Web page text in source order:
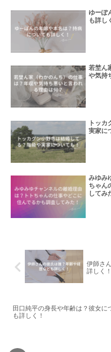
ゆーぽ
も詳し
若埜ん
や気持
トッ
実家に
みゆみ
ちゃん
してみ
伊師さ
詳しく！
田口純平の身長や年齢は？彼女に
も詳しく！